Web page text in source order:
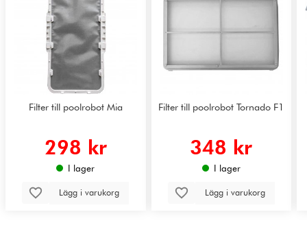
Filter till poolrobot Mia
298 kr
I lager
Lägg i varukorg
Filter till poolrobot Tornado F1
348 kr
I lager
Lägg i varukorg